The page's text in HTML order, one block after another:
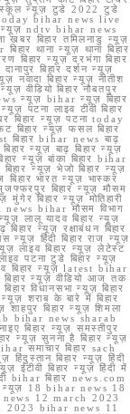
स्कूल न्यूज़ टुडे 2022 टुडे
today bihar news live
न्यूज़ ndtv bihar news
खबर बिहार तमिलनाडु न्यूज़
थाना न्यूज़ थाना बिहार
बिहार न्यूज़ दरभंगा बिहार
बिहार दर्शन न्यूज़
नवादा बिहार न्यूज़ नीतीश
वीडियो बिहार नौबतपुर
न्यूज़ bihar न्यूज़ बिहार
पटना लाइव टीवी बिहार
बिहार न्यूज़ पटना today
बिहार न्यूज़ फसल बिहार
bihar news बाढ़
न्यूज़ बाढ़ बिहार न्यूज़
न्यूज़ बांका बिहार bihar
न्यूज़ भेजो बिहार न्यूज़
बिहार भारत न्यूज़ भास्कर
बिहार न्यूज़ मौसम
मुंगेर बिहार न्यूज़ मोतिहारी
news bihar मौसम विभाग
लालू यादव बिहार न्यूज़
न्यूज़ रक्षाबंधन बिहार
न्यूज़ हिंदी बिहार राज न्यूज़
लाइव बिहार न्यूज़ लेटेस्ट
पटना टुडे बिहार न्यूज़
बिहार न्यूज़ latest bihar
न्यूज़ वीडियो आज तक
विधानसभा न्यूज़ बिहार
न्यूज़ शराब के बारे में बिहार
शाहपुर बिहार न्यूज़ शिमला
bihar news sharab
बिहार न्यूज़ समस्तीपुर
न्यूज़ सुनना है बिहार न्यूज़
समाचार बिहार sach
हिंदुस्तान बिहार न्यूज़ हिंदी
ईटीवी बिहार न्यूज़ हिंदी में
bihar बिहार news.com
न्यूज़ 18 bihar news 18
12 march 2023
2023 bihar news 11